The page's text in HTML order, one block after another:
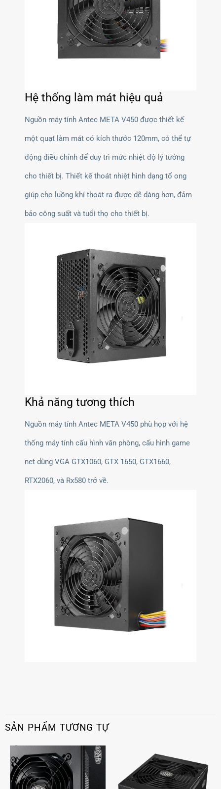
Hệ thống làm mát hiệu quả
Nguồn máy tính Antec META V450 được thiết kế
một quạt làm mát có kích thước 120mm, có thể tự
động điều chỉnh để duy trì mức nhiệt độ lý tưởng
cho thiết bị. Thiết kế thoát nhiệt hình dạng tổ ong
giúp cho luồng khí thoát ra được dễ dàng hơn, đảm
bảo công suất và tuổi thọ cho thiết bị.
Khả năng tương thích
Nguồn máy tính Antec META V450 phù họp với hệ
thống máy tính cấu hình văn phòng, cấu hình game
net dùng VGA GTX1060, GTX 1650, GTX1660,
RTX2060, và Rx580 trở về.
SẢN PHẨM TƯƠNG TỰ